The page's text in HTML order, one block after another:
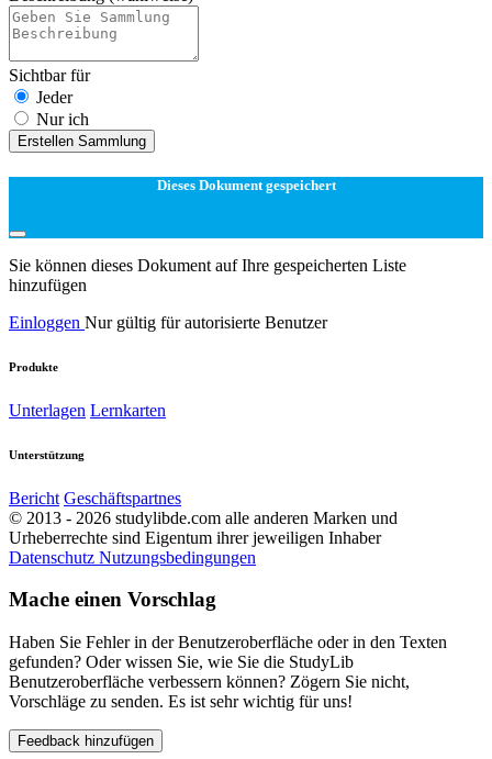
Sichtbar für
Jeder
Nur ich
Erstellen Sammlung
Dieses Dokument gespeichert
Sie können dieses Dokument auf Ihre gespeicherten Liste
hinzufügen
Einloggen Nur gültig für autorisierte Benutzer
Produkte
Unterlagen Lernkarten
Unterstützung
Bericht Geschäftspartnes
© 2013 - 2026 studylibde.com alle anderen Marken und
Urheberrechte sind Eigentum ihrer jeweiligen Inhaber
Datenschutz Nutzungsbedingungen
Mache einen Vorschlag
Haben Sie Fehler in der Benutzeroberfläche oder in den Texten
gefunden? Oder wissen Sie, wie Sie die StudyLib
Benutzeroberfläche verbessern können? Zögern Sie nicht,
Vorschläge zu senden. Es ist sehr wichtig für uns!
Feedback hinzufügen